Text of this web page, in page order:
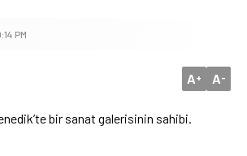
PM
A+ A-
bir sanat galerisinin sahibi.